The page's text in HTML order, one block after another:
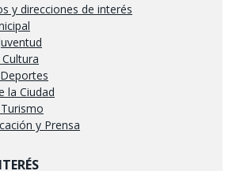
y direcciones de interés
la Ciudad
y Prensa